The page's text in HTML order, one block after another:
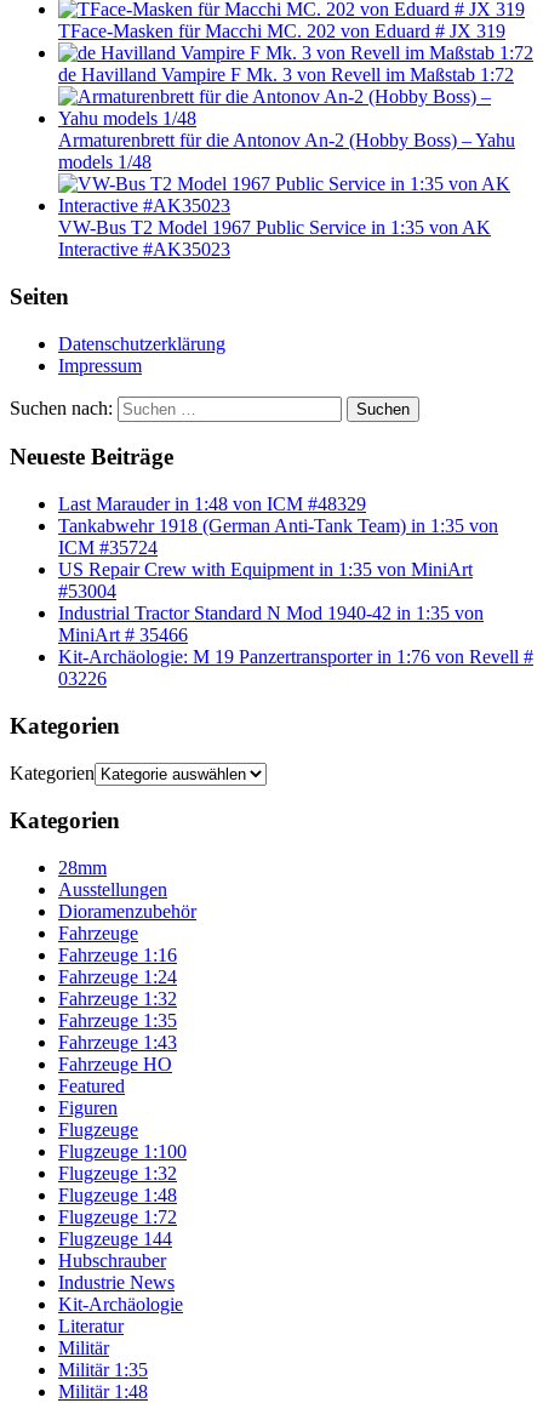
TFace-Masken für Macchi MC. 202 von Eduard # JX 319
de Havilland Vampire F Mk. 3 von Revell im Maßstab 1:72
Armaturenbrett für die Antonov An-2 (Hobby Boss) – Yahu
models 1/48
VW-Bus T2 Model 1967 Public Service in 1:35 von AK
Interactive #AK35023
Seiten
Datenschutzerklärung
Impressum
Suchen nach: Suchen
Neueste Beiträge
Last Marauder in 1:48 von ICM #48329
Tankabwehr 1918 (German Anti-Tank Team) in 1:35 von
ICM #35724
US Repair Crew with Equipment in 1:35 von MiniArt
#53004
Industrial Tractor Standard N Mod 1940-42 in 1:35 von
MiniArt # 35466
Kit-Archäologie: M 19 Panzertransporter in 1:76 von Revell #
03226
Kategorien
Kategorien
Kategorien
28mm
Ausstellungen
Dioramenzubehör
Fahrzeuge
Fahrzeuge 1:16
Fahrzeuge 1:24
Fahrzeuge 1:32
Fahrzeuge 1:35
Fahrzeuge 1:43
Fahrzeuge HO
Featured
Figuren
Flugzeuge
Flugzeuge 1:100
Flugzeuge 1:32
Flugzeuge 1:48
Flugzeuge 1:72
Flugzeuge 144
Hubschrauber
Industrie News
Kit-Archäologie
Literatur
Militär
Militär 1:35
Militär 1:48